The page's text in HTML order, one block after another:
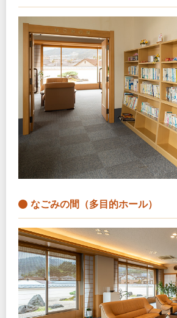
なごみの間（多目的ホール）